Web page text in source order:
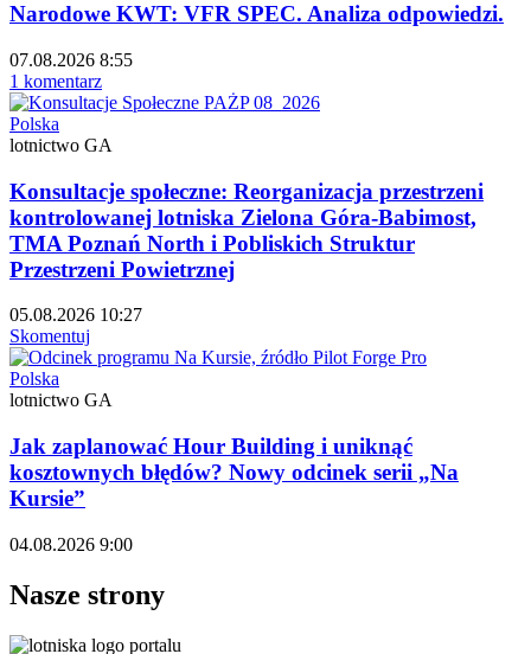
Narodowe KWT: VFR SPEC. Analiza odpowiedzi.
07.08.2026 8:55
1 komentarz
Polska
lotnictwo GA
Konsultacje społeczne: Reorganizacja przestrzeni
kontrolowanej lotniska Zielona Góra-Babimost,
TMA Poznań North i Pobliskich Struktur
Przestrzeni Powietrznej
05.08.2026 10:27
Skomentuj
Polska
lotnictwo GA
Jak zaplanować Hour Building i uniknąć
kosztownych błędów? Nowy odcinek serii „Na
Kursie”
04.08.2026 9:00
Nasze strony